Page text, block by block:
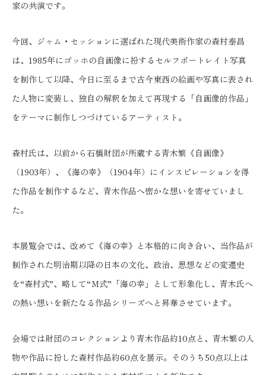
家の共演です。
今回、ジャム・セッションに選ばれた現代美術作家の森村泰昌
は、1985年にゴッホの自画像に扮するセルフポートレイト写真
を制作して以降、今日に至るまで古今東西の絵画や写真に表され
た人物に変装し、独自の解釈を加えて再現する「自画像的作品」
をテーマに制作しつづけているアーティスト。
森村氏は、以前から石橋財団が所蔵する青木繁《自画像》
（1903年）、《海の幸》（1904年）にインスピレーションを得
た作品を制作するなど、青木作品へ密かな想いを寄せていまし
た。
本展覧会では、改めて《海の幸》と本格的に向き合い、当作品が
制作された明治期以降の日本の文化、政治、思想などの変遷史
を“森村式”、略して“Ｍ式”「海の幸」として形象化し、青木氏へ
の熱い想いを新たなる作品シリーズへと昇華させています。
会場では財団のコレクションより青木作品約10点と、青木繁の人
物や作品に扮した森村作品約60点を展示。そのうち50点以上は